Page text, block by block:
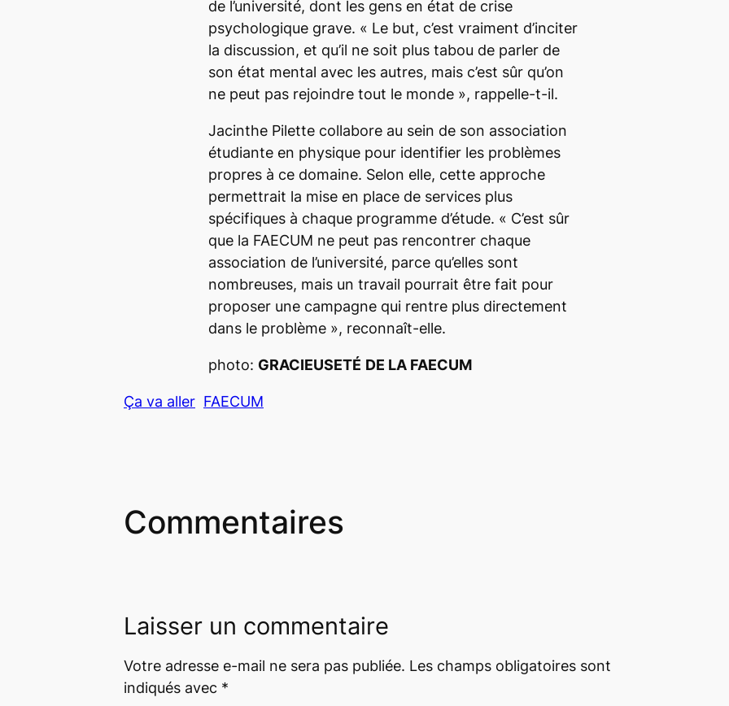
de l’université, dont les gens en état de crise
psychologique grave. « Le but, c’est vraiment d’inciter
la discussion, et qu’il ne soit plus tabou de parler de
son état mental avec les autres, mais c’est sûr qu’on
ne peut pas rejoindre tout le monde », rappelle-t-il.
Jacinthe Pilette collabore au sein de son association
étudiante en physique pour identifier les problèmes
propres à ce domaine. Selon elle, cette approche
permettrait la mise en place de services plus
spécifiques à chaque programme d’étude. « C’est sûr
que la FAECUM ne peut pas rencontrer chaque
association de l’université, parce qu’elles sont
nombreuses, mais un travail pourrait être fait pour
proposer une campagne qui rentre plus directement
dans le problème », reconnaît-elle.
photo: GRACIEUSETÉ DE LA FAECUM
Ça va aller FAECUM
Commentaires
Laisser un commentaire
Votre adresse e-mail ne sera pas publiée. Les champs obligatoires sont
indiqués avec *